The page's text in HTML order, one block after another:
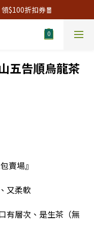
$100折扣券🧧
五告順烏龍茶
賣場』
又柔軟
有層次、是生茶（無